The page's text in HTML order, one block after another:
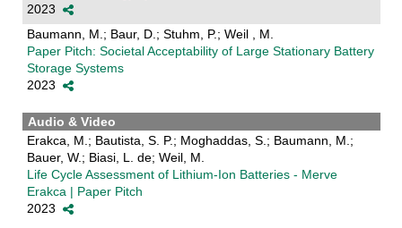
2023
Baumann, M.; Baur, D.; Stuhm, P.; Weil , M.
Paper Pitch: Societal Acceptability of Large Stationary Battery
Storage Systems
2023
Audio & Video
Erakca, M.; Bautista, S. P.; Moghaddas, S.; Baumann, M.;
Bauer, W.; Biasi, L. de; Weil, M.
Life Cycle Assessment of Lithium-Ion Batteries - Merve
Erakca | Paper Pitch
2023